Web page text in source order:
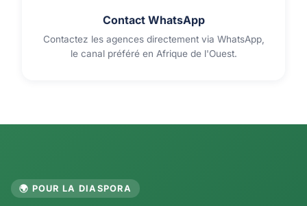
Contact WhatsApp
Contactez les agences directement via WhatsApp,
le canal préféré en Afrique de l'Ouest.
🌍 POUR LA DIASPORA